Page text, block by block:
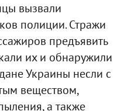
вызвали
полиции. Стражи
предъявить
их и обнаружили
Украины несли с
веществом,
а также